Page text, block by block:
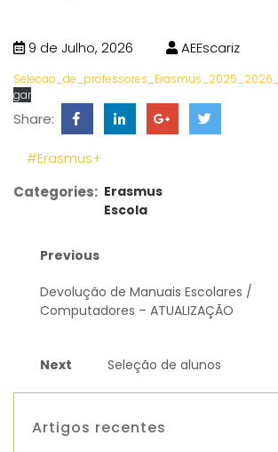
9 de Julho, 2026 AEEscariz
gar
Share:
#Erasmus+
Categories: Erasmus
Escola
Previous
Devolução de Manuais Escolares /
Computadores – ATUALIZAÇÃO
Next Seleção de alunos
Artigos recentes